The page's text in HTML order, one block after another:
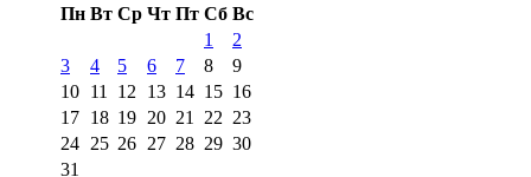
Пн Вт Ср Чт Пт Сб Вс
1
2
3
4 5 6 7 8
9
10 11 12 13 14 15 16
17 18 19 20 21 22 23
24 25 26 27 28 29 30
31